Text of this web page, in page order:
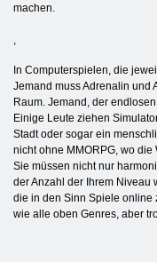
machen.
,
In Computerspielen, die
Jemand muss Adrenalin und
Raum. Jemand, der
Einige Leute ziehen
Stadt oder sogar ein
nicht ohne MMORPG, wo
Sie müssen nicht nur
der Anzahl der Ihrem
die in den Sinn Spiele online
wie alle oben Genres, aber